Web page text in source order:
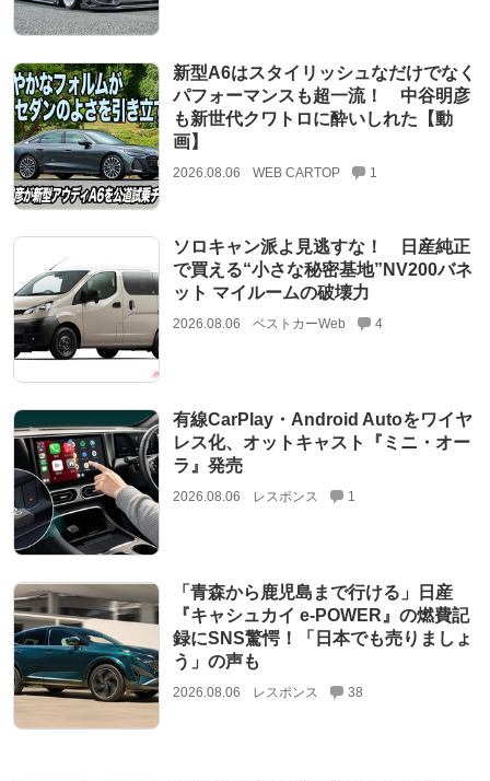
新型A6はスタイリッシュなだけでなく
パフォーマンスも超一流！ 中谷明彦
も新世代クワトロに酔いしれた【動
画】
2026.08.06 WEB CARTOP 1
ソロキャン派よ見逃すな！ 日産純正
で買える“小さな秘密基地”NV200バネ
ット マイルームの破壊力
2026.08.06 ベストカーWeb 4
有線CarPlay・Android Autoをワイヤ
レス化、オットキャスト『ミニ・オー
ラ』発売
2026.08.06 レスポンス 1
「青森から鹿児島まで行ける」日産
『キャシュカイ e-POWER』の燃費記
録にSNS驚愕！「日本でも売りましょ
う」の声も
2026.08.06 レスポンス 38